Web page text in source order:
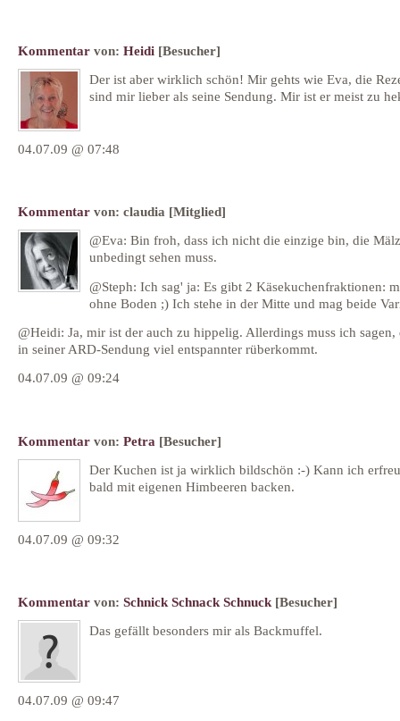
Kommentar von: Heidi [Besucher]
Der ist aber wirklich schön! Mir gehts wie Eva, die
sind mir lieber als seine Sendung. Mir ist er meist zu
04.07.09 @ 07:48
Kommentar von: claudia [Mitglied]
@Eva: Bin froh, dass ich nicht die einzige bin, die
unbedingt sehen muss.
@Steph: Ich sag' ja: Es gibt 2 Käsekuchenfraktionen:
ohne Boden ;) Ich stehe in der Mitte und mag beide
@Heidi: Ja, mir ist der auch zu hippelig. Allerdings muss ich sagen,
in seiner ARD-Sendung viel entspannter rüberkommt.
04.07.09 @ 09:24
Kommentar von: Petra [Besucher]
Der Kuchen ist ja wirklich bildschön :-) Kann ich
bald mit eigenen Himbeeren backen.
04.07.09 @ 09:32
Kommentar von: Schnick Schnack Schnuck [Besucher]
Das gefällt besonders mir als Backmuffel.
04.07.09 @ 09:47